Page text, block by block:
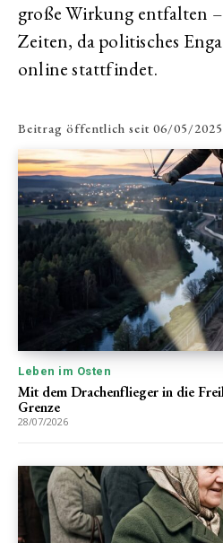
große Wirkung entfalten
Zeiten, da politisches
online stattfindet.
Beitrag öffentlich seit 06/05/2025
Leben im Osten
Mit dem Drachenflieger in die
Grenze
28/07/2026